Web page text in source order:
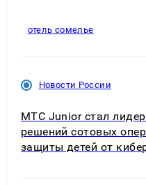
отель сомелье
Новости России
МТС Junior стал
решений сотовых
защиты детей от